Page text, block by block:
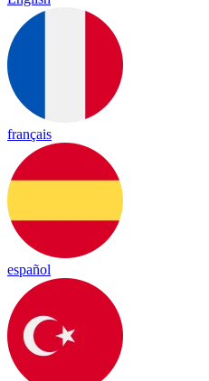
français
español